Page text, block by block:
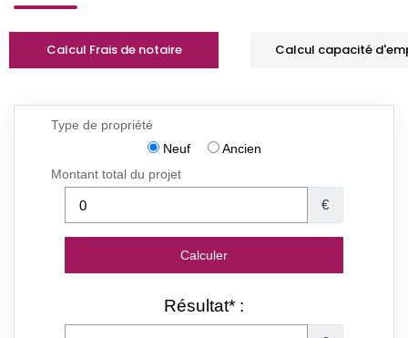
Calcul Frais de notaire Calcul capacité